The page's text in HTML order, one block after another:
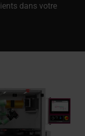
dans votre